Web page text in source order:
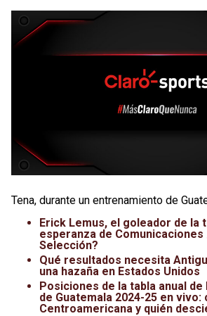
Tena, durante un entrenamiento de
Erick Lemus, el goleador de la
esperanza de Comunicaciones
Selección?
Qué resultados necesita
una hazaña en Estados Unidos
Posiciones de la tabla anual de
de Guatemala 2024-25 en
Centroamericana y quién